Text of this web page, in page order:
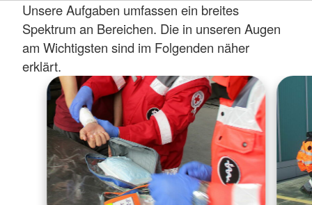
Unsere Aufgaben umfassen ein breites
Spektrum an Bereichen. Die in unseren Augen
am Wichtigsten sind im Folgenden näher
erklärt.